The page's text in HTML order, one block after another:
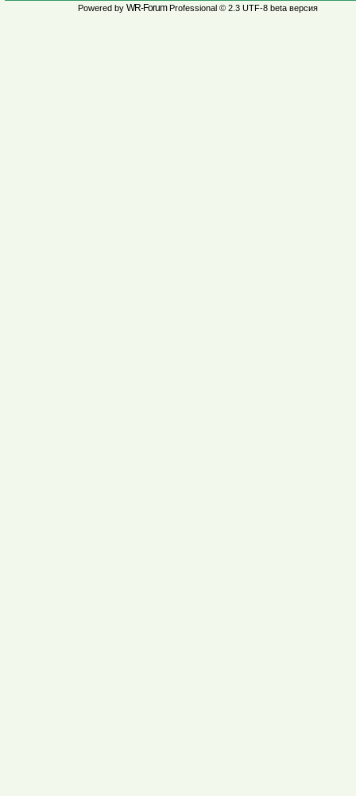
Powered by WR-ForumProfessional © 2.3 UTF-8 beta версия